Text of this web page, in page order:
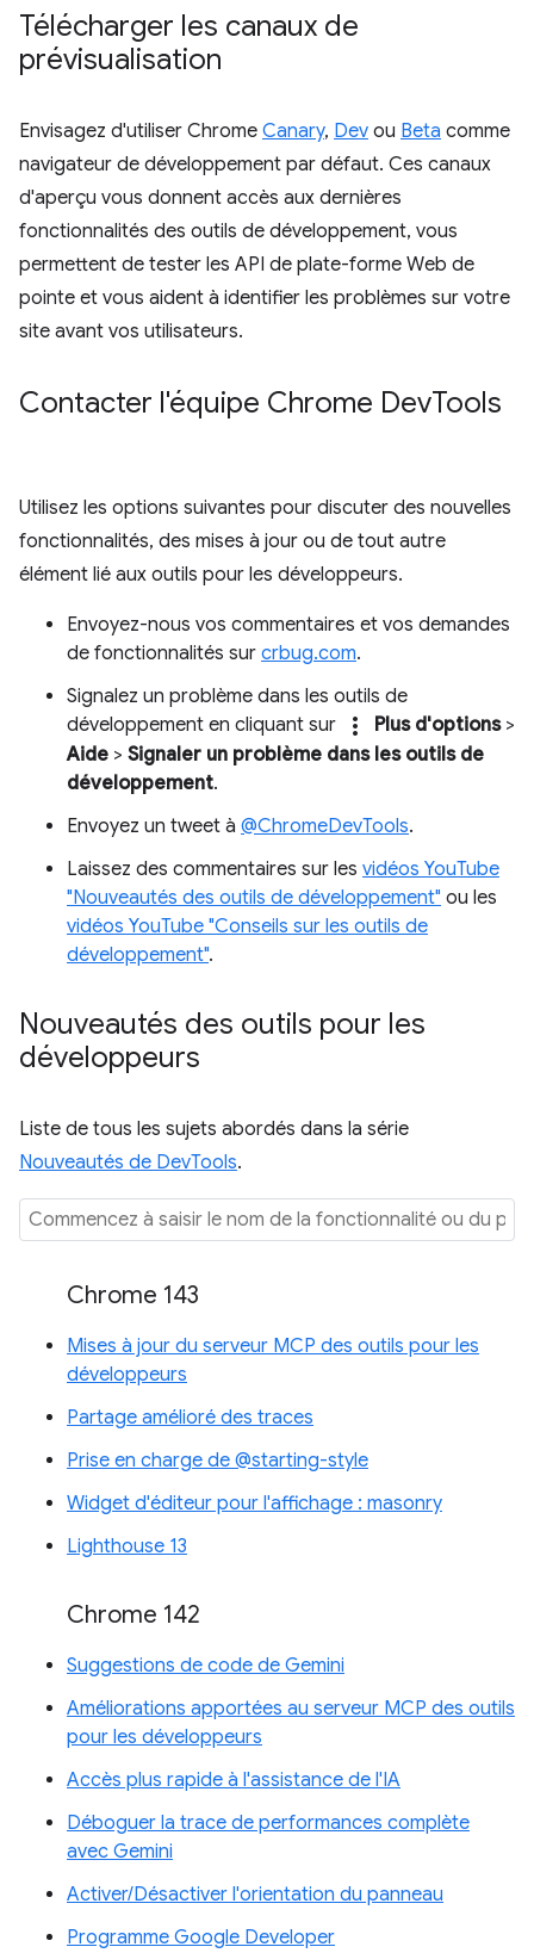
Télécharger les canaux de
prévisualisation
Envisagez d'utiliser Chrome Canary, Dev ou Beta comme
navigateur de développement par défaut. Ces canaux
d'aperçu vous donnent accès aux dernières
fonctionnalités des outils de développement, vous
permettent de tester les API de plate-forme Web de
pointe et vous aident à identifier les problèmes sur votre
site avant vos utilisateurs.
Contacter l'équipe Chrome DevTools
Utilisez les options suivantes pour discuter des nouvelles
fonctionnalités, des mises à jour ou de tout autre
élément lié aux outils pour les développeurs.
Envoyez-nous vos commentaires et vos demandes
de fonctionnalités sur crbug.com.
Signalez un problème dans les outils de
développement en cliquant sur
more_vert Plus d'options>
Aide > Signaler un problème dans les outils de
développement.
Envoyez un tweet à @ChromeDevTools.
Laissez des commentaires sur les vidéos YouTube
"Nouveautés des outils de développement" ou les
vidéos YouTube "Conseils sur les outils de
développement".
Nouveautés des outils pour les
développeurs
Liste de tous les sujets abordés dans la série
Nouveautés de DevTools.
Chrome 143
Mises à jour du serveur MCP des outils pour les
développeurs
Partage amélioré des traces
Prise en charge de @starting-style
Widget d'éditeur pour l'affichage : masonry
Lighthouse 13
Chrome 142
Suggestions de code de Gemini
Améliorations apportées au serveur MCP des outils
pour les développeurs
Accès plus rapide à l'assistance de l'IA
Déboguer la trace de performances complète
avec Gemini
Activer/Désactiver l'orientation du panneau
Programme Google Developer